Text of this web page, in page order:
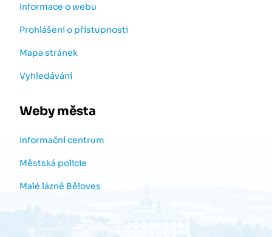
Informace o webu
Prohlášení o přístupnosti
Mapa stránek
Vyhledávání
Weby města
Informační centrum
Městská policie
Malé lázně Běloves